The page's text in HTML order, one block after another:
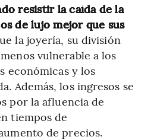
resistir la caída de la
de lujo mejor que sus
la joyería, su división
vulnerable a los
económicas y los
Además, los ingresos se
​​por la afluencia de
tiempos de
de precios.